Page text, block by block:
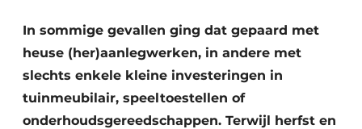
In sommige gevallen ging dat gepaard met
heuse (her)aanlegwerken, in andere met
slechts enkele kleine investeringen in
tuinmeubilair, speeltoestellen of
onderhoudsgereedschappen. Terwijl herfst en